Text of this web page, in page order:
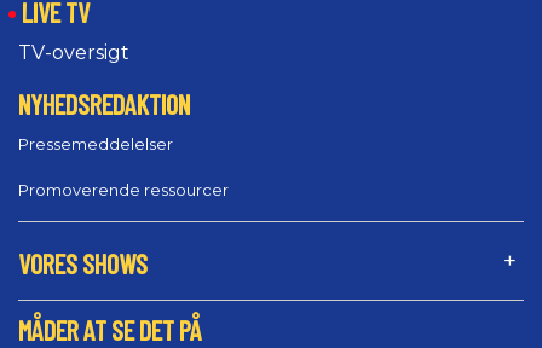
LIVE TV
TV-oversigt
NYHEDSREDAKTION
Pressemeddelelser
Promoverende ressourcer
VORES SHOWS
MÅDER AT SE DET PÅ